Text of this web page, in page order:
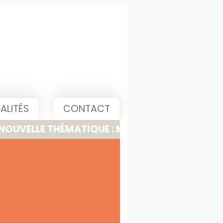
CONTACT
: MEETING, PITCH &